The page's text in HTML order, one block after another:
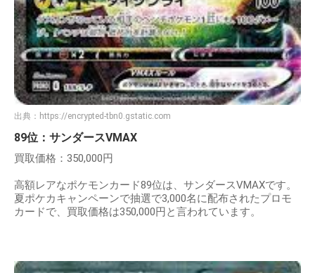
出典： https://encrypted-tbn0.gstatic.com
89位：サンダースVMAX
買取価格：350,000円
高額レアなポケモンカード89位は、サンダースVMAXです。
夏ポケカキャンペーンで抽選で3,000名に配布されたプロモ
カードで、買取価格は350,000円と言われています。